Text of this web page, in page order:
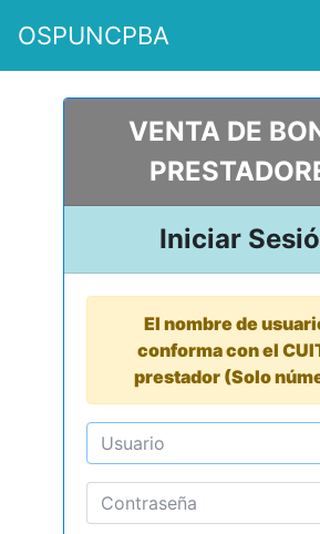
OSPUNCPBA
VENTA DE
Iniciar
El nombre de
conforma con el
prestador (Solo